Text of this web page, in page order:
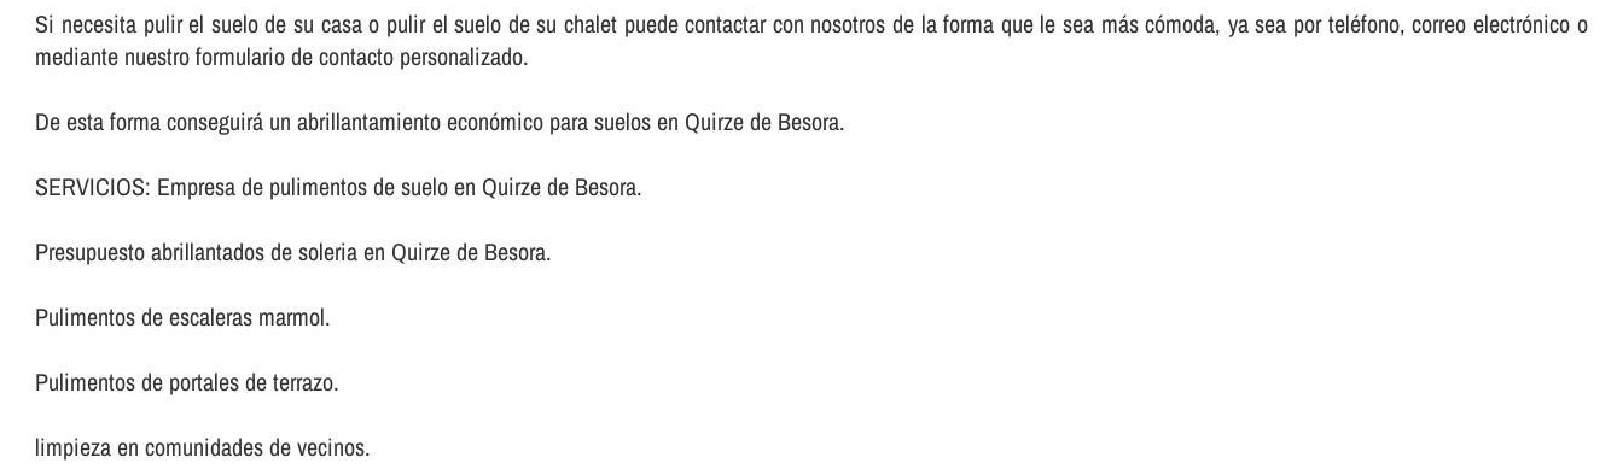
Si necesita pulir el suelo de su casa o pulir el suelo de su chalet puede contactar con nosotros de la forma que le sea más cómoda, ya sea por teléfono, correo electrónico o
mediante nuestro formulario de contacto personalizado.
De esta forma conseguirá un abrillantamiento económico para suelos en Quirze de Besora.
SERVICIOS: Empresa de pulimentos de suelo en Quirze de Besora.
Presupuesto abrillantados de soleria en Quirze de Besora.
Pulimentos de escaleras marmol.
Pulimentos de portales de terrazo.
limpieza en comunidades de vecinos.